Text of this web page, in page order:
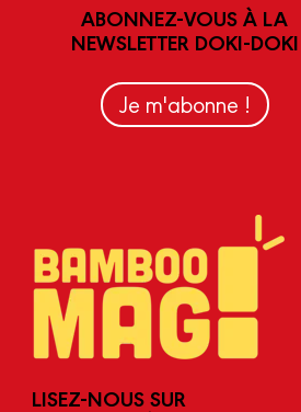
ABONNEZ-VOUS À LA
NEWSLETTER DOKI-DOKI
Je m'abonne !
LISEZ-NOUS SUR